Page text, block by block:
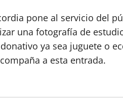
pone al servicio del
una fotografía de
ya sea juguete o
a esta entrada.